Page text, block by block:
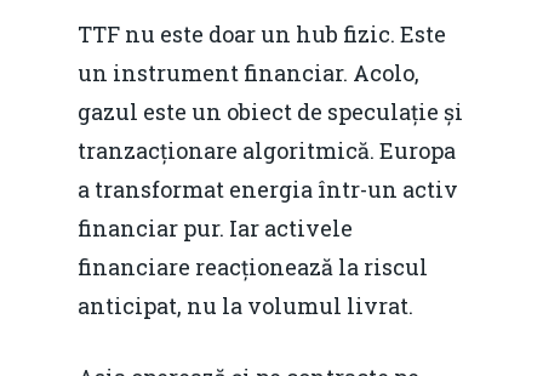
TTF nu este doar un hub fizic. Este
un instrument financiar. Acolo,
gazul este un obiect de speculație și
tranzacționare algoritmică. Europa
a transformat energia într-un activ
financiar pur. Iar activele
financiare reacționează la riscul
anticipat, nu la volumul livrat.